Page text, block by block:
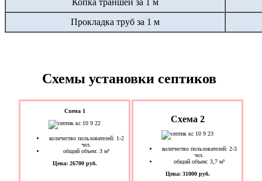
Прокладка труб за 1 м
Схемы установки септиков
Схема 1
количество пользователей: 1-2
чел.
общий объем: 3 м³
Цена: 26700 руб.
Схема 2
количество пользователей: 2-3
чел.
общий объем: 3,7 м³
Цена: 31000 руб.